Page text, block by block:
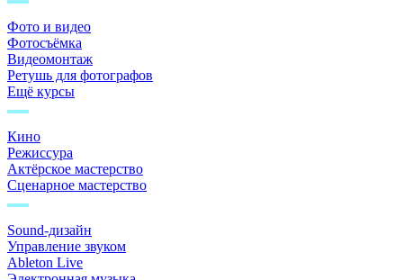
Фото и видео
Фотосъёмка
Видеомонтаж
Ретушь для фотографов
Ещё курсы
Кино
Режиссура
Актёрское мастерство
Сценарное мастерство
Sound-дизайн
Управление звуком
Ableton Live